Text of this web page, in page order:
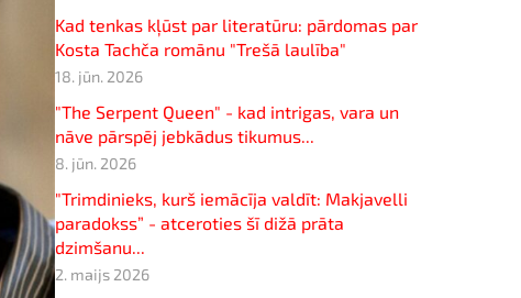
Kad tenkas kļūst par literatūru: pārdomas par
Kosta Tachča romānu "Trešā laulība"
18. jūn. 2026
"The Serpent Queen" - kad intrigas, vara un
nāve pārspēj jebkādus tikumus...
8. jūn. 2026
"Trimdinieks, kurš iemācīja valdīt: Makjavelli
paradokss” - atceroties šī dižā prāta
dzimšanu...
2. maijs 2026